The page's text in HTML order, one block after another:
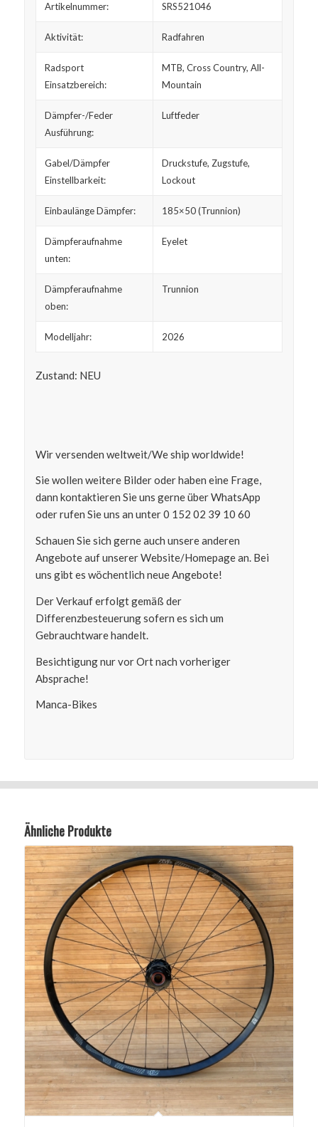
Artikelnummer: SRS521046
Aktivität: Radfahren
Radsport
Einsatzbereich:
MTB, Cross Country, All-
Mountain
Dämpfer-/Feder
Ausführung:
Luftfeder
Gabel/Dämpfer
Einstellbarkeit:
Druckstufe, Zugstufe,
Lockout
Einbaulänge Dämpfer: 185×50 (Trunnion)
Dämpferaufnahme
unten:
Eyelet
Dämpferaufnahme
oben:
Trunnion
Modelljahr: 2026
Zustand: NEU
Wir versenden weltweit/We ship worldwide!
Sie wollen weitere Bilder oder haben eine Frage,
dann kontaktieren Sie uns gerne über WhatsApp
oder rufen Sie uns an unter 0 152 02 39 10 60
Schauen Sie sich gerne auch unsere anderen
Angebote auf unserer Website/Homepage an. Bei
uns gibt es wöchentlich neue Angebote!
Der Verkauf erfolgt gemäß der
Differenzbesteuerung sofern es sich um
Gebrauchtware handelt.
Besichtigung nur vor Ort nach vorheriger
Absprache!
Manca-Bikes
Ähnliche Produkte